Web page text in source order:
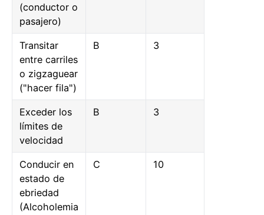
(conductor o
pasajero)
Transitar
entre carriles
o zigzaguear
("hacer fila")
B 3
Exceder los
límites de
velocidad
B 3
Conducir en
estado de
ebriedad
(Alcoholemia
C 10